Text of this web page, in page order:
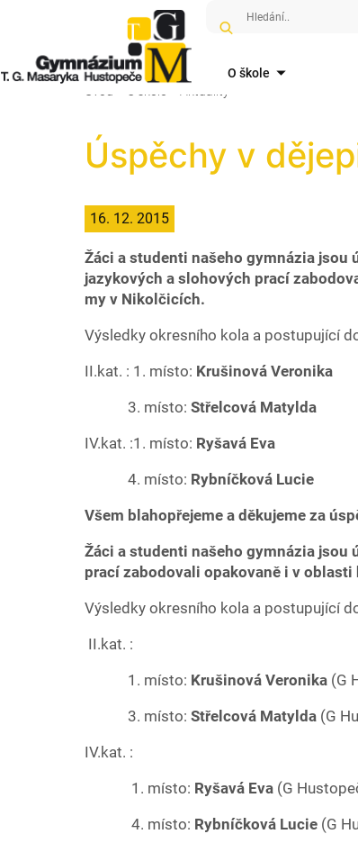
O škole
Úspěchy v
16. 12. 2015
Žáci a studenti našeho gymnázia
jazykových a slohových prací
my v Nikolčicích.
Výsledky okresního kola a postupující
II.kat. : 1. místo: Krušinová Veronika
3. místo: Střelcová Matylda
IV.kat. :1. místo: Ryšavá Eva
4. místo: Rybníčková Lucie
Všem blahopřejeme a děkujeme za
Žáci a studenti našeho gymnázia
prací zabodovali opakovaně i v
Výsledky okresního kola a postupující
II.kat. :
1. místo: Krušinová Veronika (G
3. místo: Střelcová Matylda (G
IV.kat. :
1. místo: Ryšavá Eva (G
4. místo: Rybníčková Lucie (G